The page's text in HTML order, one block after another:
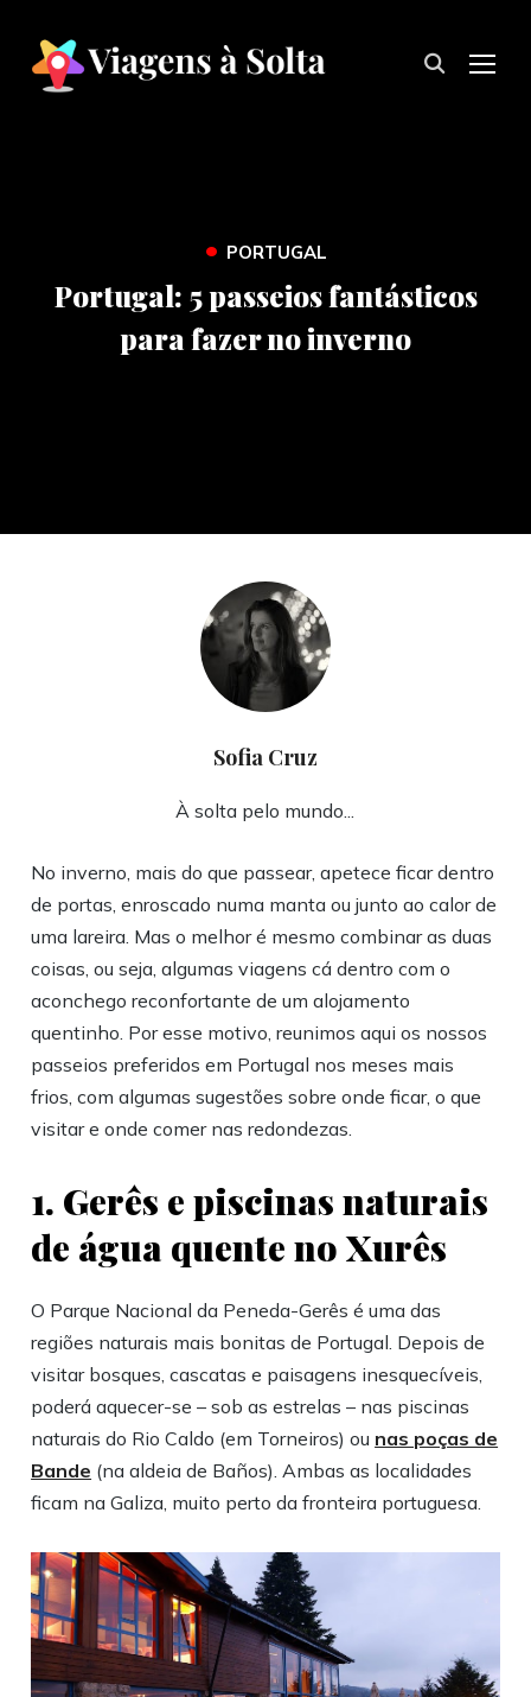
• PORTUGAL
Portugal: 5 passeios fantásticos
para fazer no inverno
Sofia Cruz
À solta pelo mundo...
No inverno, mais do que passear, apetece ficar dentro
de portas, enroscado numa manta ou junto ao calor de
uma lareira. Mas o melhor é mesmo combinar as duas
coisas, ou seja, algumas viagens cá dentro com o
aconchego reconfortante de um alojamento
quentinho. Por esse motivo, reunimos aqui os nossos
passeios preferidos em Portugal nos meses mais
frios, com algumas sugestões sobre onde ficar, o que
visitar e onde comer nas redondezas.
1. Gerês e piscinas naturais
de água quente no Xurês
O Parque Nacional da Peneda-Gerês é uma das
regiões naturais mais bonitas de Portugal. Depois de
visitar bosques, cascatas e paisagens inesquecíveis,
poderá aquecer-se – sob as estrelas – nas piscinas
naturais do Rio Caldo (em Torneiros) ou nas poças de
Bande (na aldeia de Baños). Ambas as localidades
ficam na Galiza, muito perto da fronteira portuguesa.